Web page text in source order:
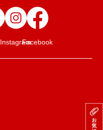
InstagramFacebook